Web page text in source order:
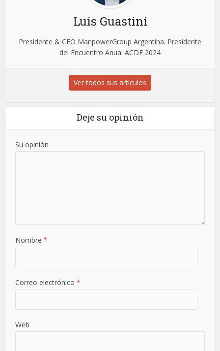
Luis Guastini
Presidente & CEO ManpowerGroup Argentina. Presidente
del Encuentro Anual ACDE 2024
Ver todos sus artículos
Deje su opinión
Su opinión
Nombre*
Correo electrónico*
Web